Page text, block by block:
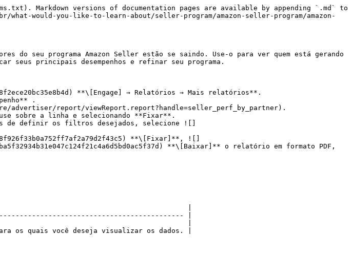
Markdown versions of documentation pages are available by appending `.md` to
would-you-like-to-learn-about/seller-program/amazon-seller-program/amazon-
do seu programa Amazon Seller estão se saindo. Use-o para ver quem está gerando
seus principais desempenhos e refinar seu programa.
**\[Engage] → Relatórios → Mais relatórios**.
.
advertiser/report/viewReport.report?handle=seller_perf_by_partner).
de definir os filtros desejados, selecione ![]
**\[Baixar]** o relatório em formato PDF,
|
|
|
os quais você deseja visualizar os dados. |